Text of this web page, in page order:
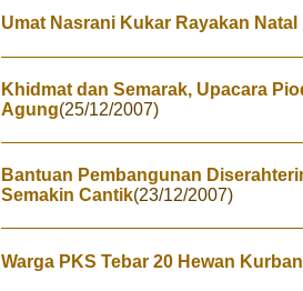
‎Umat Nasrani Kukar Rayakan
Khidmat dan Semarak, Upacara
Agung(25/12/2007)
Bantuan Pembangunan
Semakin Cantik(23/12/2007)
Warga PKS Tebar 20 Hewan Kurban